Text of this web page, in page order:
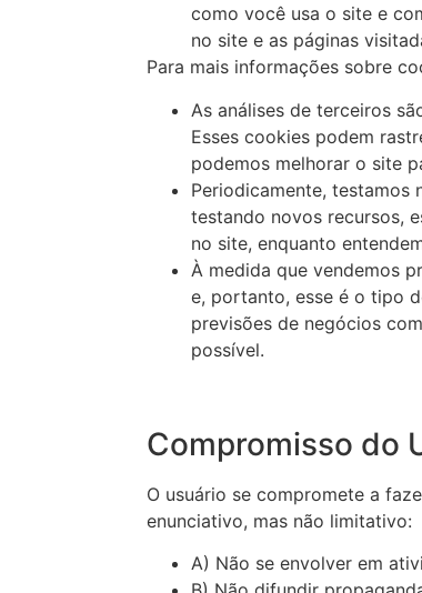
como você usa o site e
no site e as páginas
Para mais informações sobre
As análises de terceiros
Esses cookies podem
podemos melhorar o site
Periodicamente, testamos
testando novos recursos,
no site, enquanto
À medida que vendemos
e, portanto, esse é o tipo
previsões de negócios
possível.
Compromisso do
O usuário se compromete a
enunciativo, mas não limitativo:
A) Não se envolver em